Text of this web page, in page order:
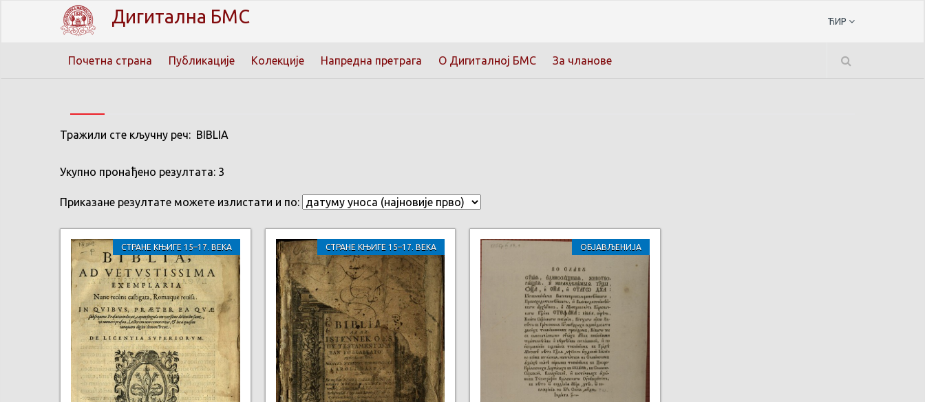
Дигитална БМС ЋИР
Почетна страна Публикације Колекције Напредна претрага О Дигиталној БМС За чланове
Тражили сте кључну реч: BIBLIA
Укупно пронађено резултата: 3
Приказане резултате можете излистати и по:
СТРАНЕ КЊИГЕ 15–17. ВЕКА СТРАНЕ КЊИГЕ 15–17. ВЕКА ОБЈАВЉЕНИЈА